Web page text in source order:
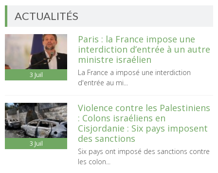
ACTUALITÉS
3 Juil
Paris : la France impose une
interdiction d’entrée à un autre
ministre israélien
La France a imposé une interdiction
d'entrée au mi...
3 Juil
Violence contre les Palestiniens
: Colons israéliens en
Cisjordanie : Six pays imposent
des sanctions
Six pays ont imposé des sanctions contre
les colon...